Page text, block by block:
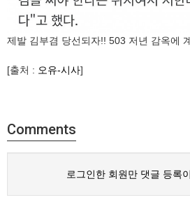
제발 김부겸 당선되자!! 503 저년 감옥에
[출처 : 오유-시사]
Comments
로그인한 회원만 댓글 등록